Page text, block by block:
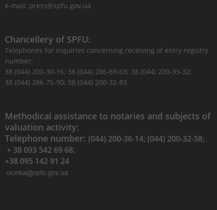
e-mail: press@spfu.gov.ua
Chancellery of SPFU:
Telephones for inquiries concerning receiving of entry registry
number:
38 (044) 200-30-16; 38 (044) 286-69-63; 38 (044) 200-33-32;
38 (044) 286-75-90; 38 (044) 200-32-83
Methodical assistance to notaries and subjects of
valuation activity:
Telephone number: (044) 200-36-14; (044) 200-32-58;
+ 38 093 542 69 68;
+38 095 142 91 24